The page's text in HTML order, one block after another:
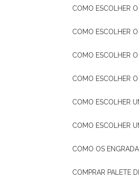
COMO ESCOLHER
COMO ESCOLHER
COMO ESCOLHER
COMO ESCOLHER
COMO ESCOLHER
COMO ESCOLHER
COMO OS
COMPRAR PALETE